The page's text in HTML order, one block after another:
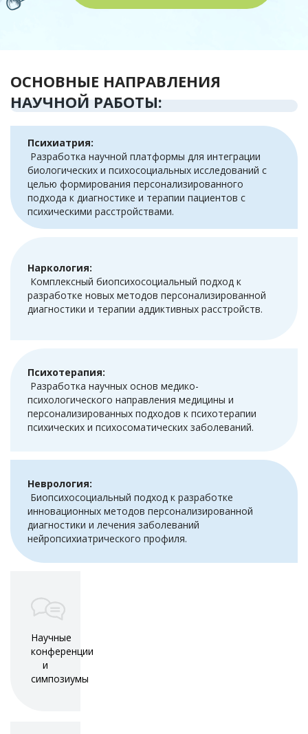
ОСНОВНЫЕ НАПРАВЛЕНИЯ
НАУЧНОЙ РАБОТЫ:
Психиатрия:
Разработка научной платформы для интеграции
биологических и психосоциальных исследований с
целью формирования персонализированного
подхода к диагностике и терапии пациентов с
психическими расстройствами.
Наркология:
Комплексный биопсихосоциальный подход к
разработке новых методов персонализированной
диагностики и терапии аддиктивных расстройств.
Психотерапия:
Разработка научных основ медико-
психологического направления медицины и
персонализированных подходов к психотерапии
психических и психосоматических заболеваний.
Неврология:
Биопсихосоциальный подход к разработке
инновационных методов персонализированной
диагностики и лечения заболеваний
нейропсихиатрического профиля.
Научные
конференции
и
симпозиумы